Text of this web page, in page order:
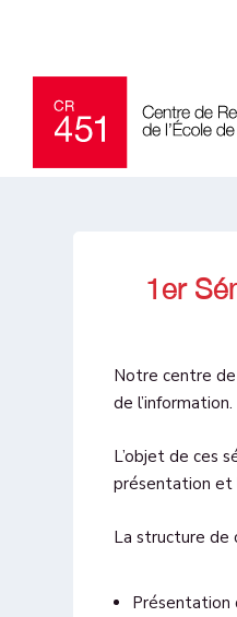
1er
Notre centre de
de l’information.
L’objet de ces
présentation et
La structure de
Présentation